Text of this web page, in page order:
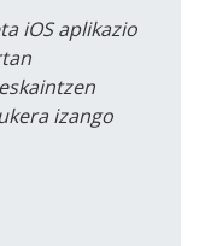
iOS aplikazio
izango